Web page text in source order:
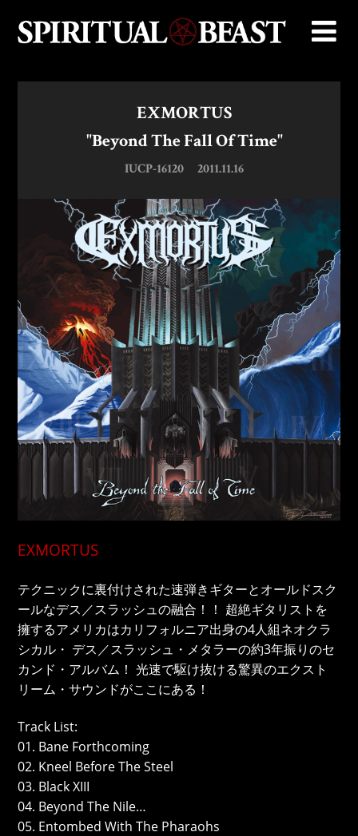
EXMORTUS
"Beyond The Fall Of Time"
IUCP-16120 2011.11.16
EXMORTUS
テクニックに裏付けされた速弾きギターとオールドスク
ールなデス／スラッシュの融合！！ 超絶ギタリストを
擁するアメリカはカリフォルニア出身の4人組ネオクラ
シカル・ デス／スラッシュ・メタラーの約3年振りのセ
カンド・アルバム！ 光速で駆け抜ける驚異のエクスト
リーム・サウンドがここにある！
Track List:
01. Bane Forthcoming
02. Kneel Before The Steel
03. Black XIII
04. Beyond The Nile…
05. Entombed With The Pharaohs